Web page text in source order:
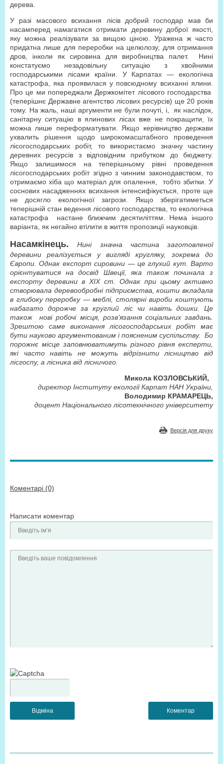
дерева.
У разі масового всихання лісів добрий господар мав би
насамперед намагатися отримати деревину доброї якості,
яку можна реалізувати за вищою ціною. Уражена ж часто
придатна лише для переробки на целюлозу, для отримання
дров, інколи як сировина для виробництва палет. Нині
констатуємо незадовільну ситуацію з хвойними
господарськими лісами країни. У Карпатах — екологічна
катастрофа, яка проявилася у повсюдному всиханні ялини.
Про це ми попереджали Держкомітет лісового господарства
(теперішнє Державне агентство лісових ресурсів) ще 20 років
тому. На жаль, наші аргументи не були почуті, і, як наслідок,
санітарну ситуацію в ялинових лісах вже не покращити, їх
можна лише переформатувати. Якщо керівництво держави
ухвалить рішення щодо широкомасштабного проведення
лісогосподарських робіт, то використаємо значну частину
деревних ресурсів з відповідним прибутком до бюджету.
Якщо залишимося на теперішньому рівні проведення
лісогосподарських робіт згідно з чинним законодавством, то
отримаємо хіба що матеріал для опалення, тобто збитки. У
соснових насадженнях всихання інтенсифікується, проте ще
не досягло екологічної загрози. Якщо зберігатиметься
теперішній стан ведення лісового господарства, то екологічна
катастрофа настане ближчим десятиліттям. Нема іншого
варіанта, як негайно втілити в життя пропозиції науковців.
Насамкінець.Нині значна частина заготовленої
деревини реалізується у вигляді кругляку, зокрема до
Європи. Однак експорт сировини — це глухий кут. Варто
орієнтуватися на досвід Швеції, яка також починала з
експорту деревини в ХІХ ст. Однак при цьому активно
створювала деревообробні підприємства, кошти вкладала
в глибоку переробку — меблі, столярні вироби коштують
набагато дорожче за круглий ліс чи навіть дошки. Це
також нові робочі місця, розв’язання соціальних завдань.
Зрештою саме виконання лісогосподарських робіт має
бути науково аргументованим і поясненим суспільству. Бо
порожнє місце заповнюватимуть різного рівня експерти,
які часто навіть не можуть відрізнити лісництво від
лісгоспу, а лісника від лісничого.
Микола КОЗЛОВСЬКИЙ,
директор Інституту екології Карпат НАН України,
Володимир КРАМАРЕЦЬ,
доцент Національного лісотехнічного університету
Версія для друку
Коментарі (0)
Написати коментар